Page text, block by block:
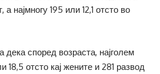
најмногу 195 или 12,1 отсто во
дека според возраста, најголем
18,5 отсто кај жените и 281 развод